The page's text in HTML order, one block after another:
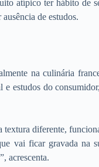
atípico ter hábito de
de estudos.
na culinária
estudos do
diferente,
vai ficar gravada na
acrescenta.